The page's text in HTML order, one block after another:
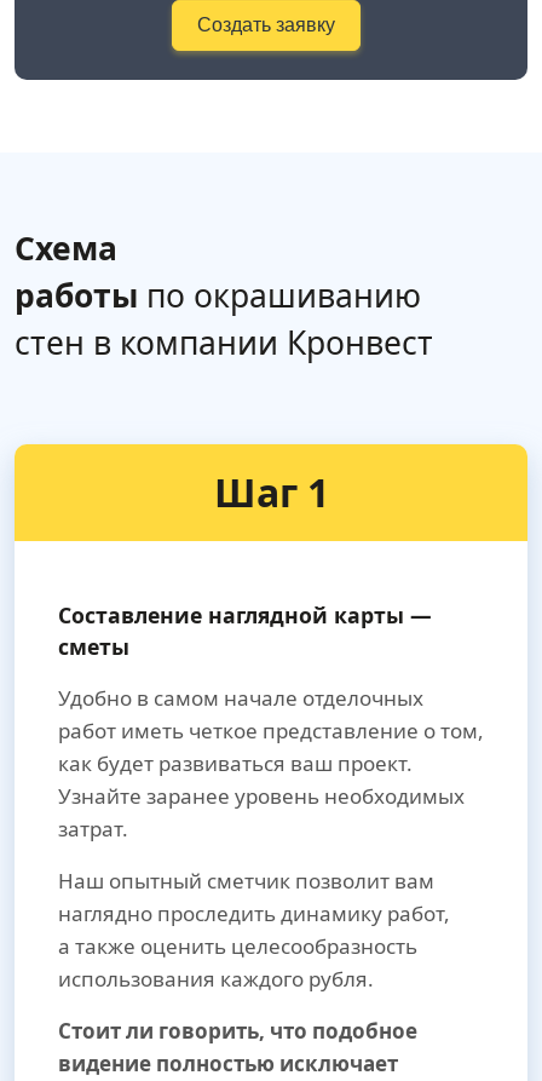
Создать заявку
Схема
работы по окрашиванию
стен в компании Кронвест
Шаг 1
Составление наглядной карты —
сметы
Удобно в самом начале отделочных
работ иметь четкое представление о том,
как будет развиваться ваш проект.
Узнайте заранее уровень необходимых
затрат.
Наш опытный сметчик позволит вам
наглядно проследить динамику работ,
а также оценить целесообразность
использования каждого рубля.
Стоит ли говорить, что подобное
видение полностью исключает